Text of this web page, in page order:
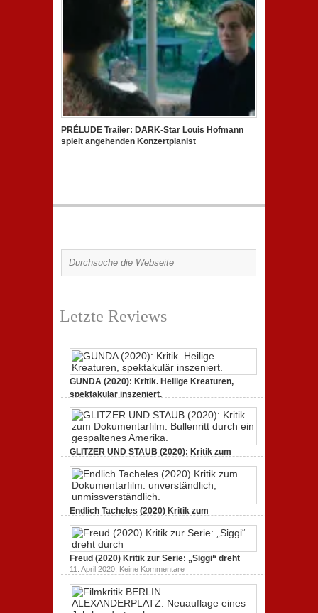
PRÉLUDE Trailer: DARK-Star Louis Hofmann
spielt angehenden Konzertpianist
Letzte Reviews
GUNDA (2020): Kritik. Heilige Kreaturen,
spektakulär inszeniert.
GUNDA
(2020):
Kritik.
Kreaturen,
spektakulär
GLITZER UND STAUB (2020): Kritik zum
Dokumentarfilm.
3. Oktober 2020,Keine Kommentare zu
GLITZER
UND
(2020):
Kritik
zum
Dokumentarfilm.
durch
ein
Amerika.
Endlich Tacheles (2020) Kritik zum
Dokumentarfilm: unverständlich,
19. Mai 2020,Keine Kommentarezu
Tacheles
(2020)
Kritik
zum
Dokumentarfilm:
unmissverständlich.
Freud (2020) Kritik zur Serie: „Siggi“ dreht
11. April 2020, Keine Kommentarezu
Freud
(2020)
zur